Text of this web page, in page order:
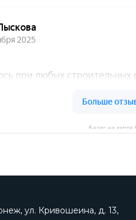
Базис на
ул. Кривошеина, д. 13,